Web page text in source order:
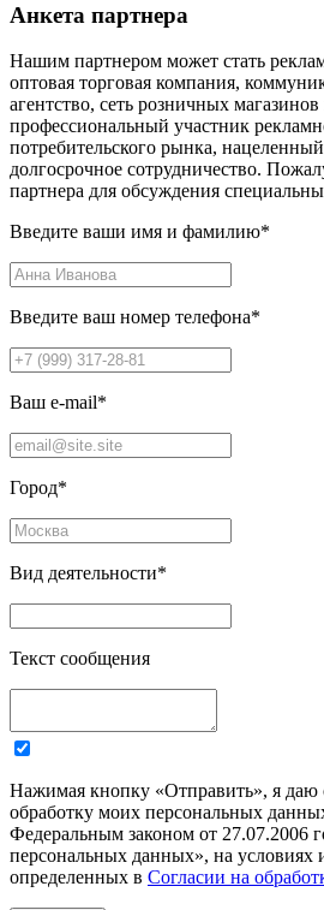
Анкета партнера
Нашим партнером может стать
оптовая торговая компания,
агентство, сеть розничных
профессиональный участник
потребительского рынка,
долгосрочное сотрудничество.
партнера для обсуждения
Введите ваши имя и фамилию*
Введите ваш номер телефона*
Ваш e-mail*
Город*
Вид деятельности*
Текст сообщения
Нажимая кнопку «Отправить», я даю
обработку моих персональных
Федеральным законом от 27.07.2006
персональных данных», на условиях
определенных в Согласии на